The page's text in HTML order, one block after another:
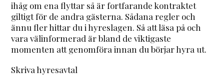
ihåg om ena flyttar så är fortfarande kontraktet
giltigt för de andra gästerna. Sådana regler och
ännu fler hittar du i hyreslagen. Så att läsa på och
vara välinformerad är bland de viktigaste
momenten att genomföra innan du börjar hyra ut.
Skriva hyresavtal